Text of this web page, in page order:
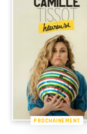
PROCHAINEMENT